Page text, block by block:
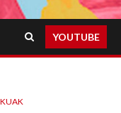
YOUTUBE